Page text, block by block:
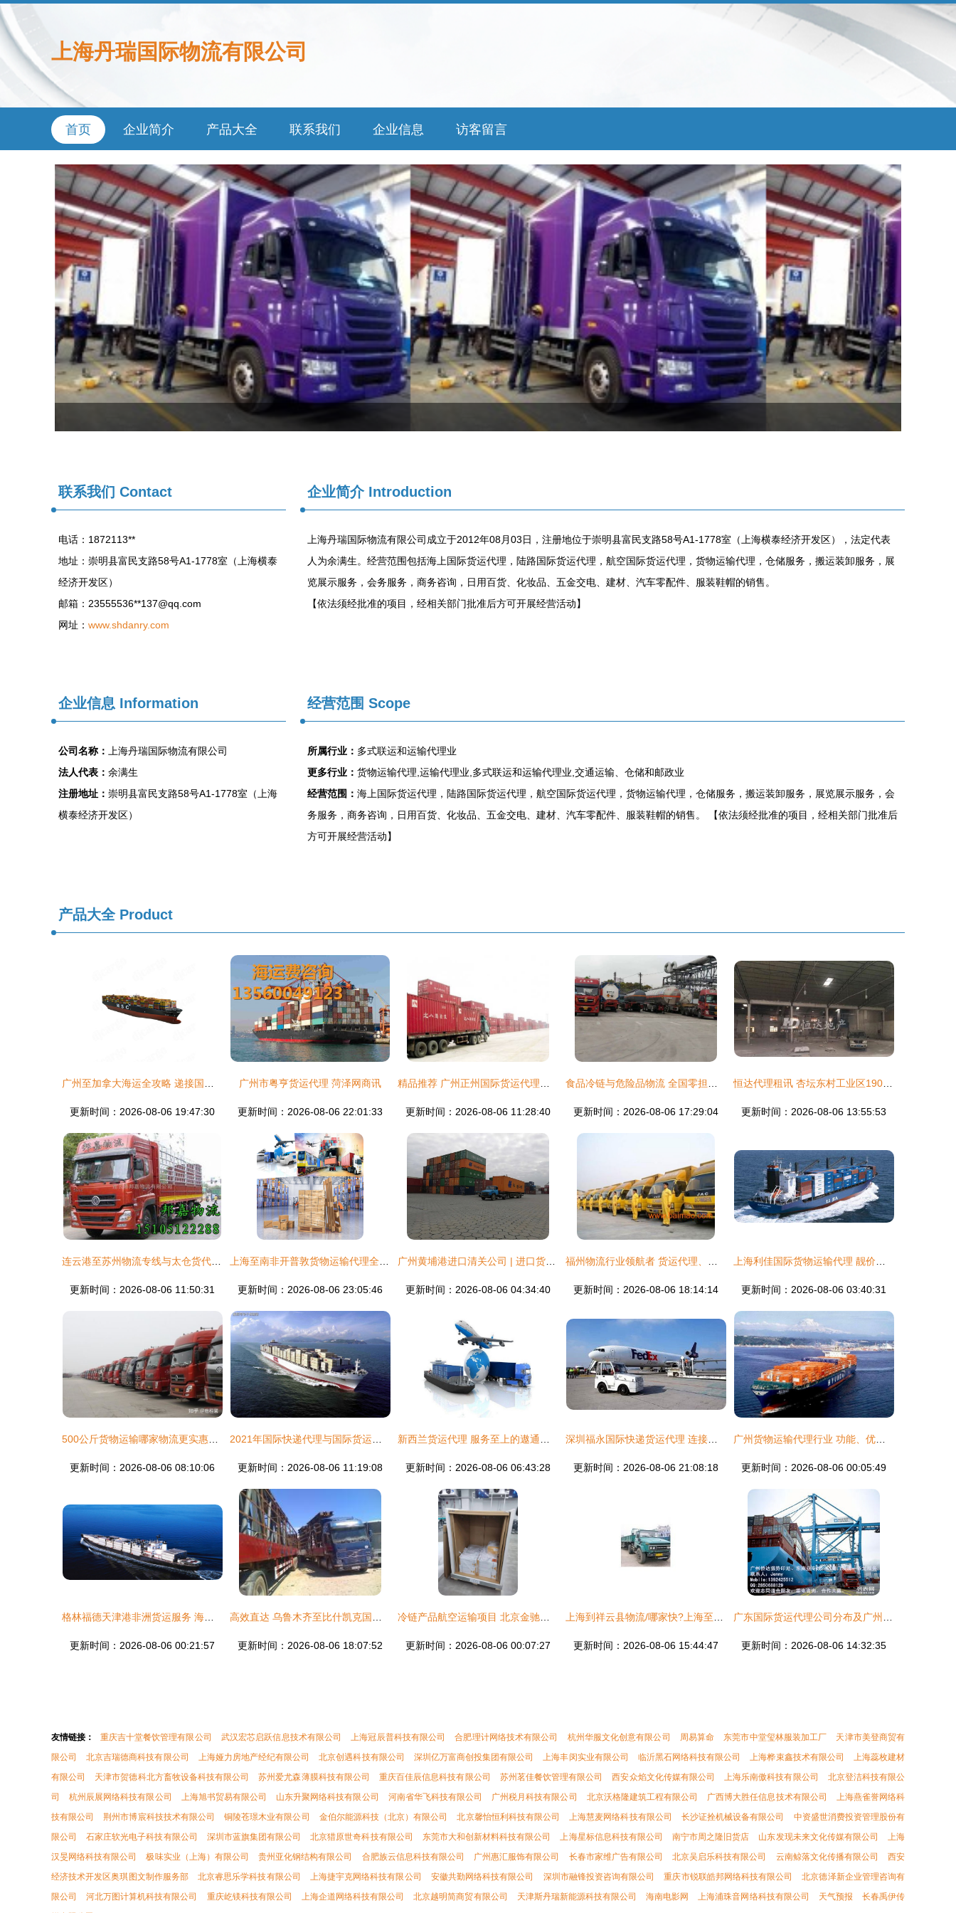
上海丹瑞国际物流有限公司
首页 企业简介 产品大全 联系我们 企业信息 访客留言
联系我们 Contact
电话：1872113**
地址：崇明县富民支路58号A1-1778室（上海横泰
经济开发区）
邮箱：23555536**137@qq.com
网址： www.shdanry.com
企业简介Introduction
上海丹瑞国际物流有限公司成立于2012年08月03日，注册地位于崇明县富民支路58号A1-1778室（上海横泰经济开发区），法定代表
人为余满生。经营范围包括海上国际货运代理，陆路国际货运代理，航空国际货运代理，货物运输代理，仓储服务，搬运装卸服务，展
览展示服务，会务服务，商务咨询，日用百货、化妆品、五金交电、建材、汽车零配件、服装鞋帽的销售。
【依法须经批准的项目，经相关部门批准后方可开展经营活动】
企业信息 Information
公司名称：
上海丹瑞国际物流有限公司
法人代表： 余满生
注册地址： 崇明县富民支路58号A1-1778室（上海
横泰经济开发区）
经营范围 Scope
所属行业： 多式联运和运输代理业
更多行业： 货物运输代理,运输代理业,多式联运和运输代理业,交通运输、仓储和邮政业
经营范围： 海上国际货运代理，陆路国际货运代理，航空国际货运代理，货物运输代理，仓储服务，搬运装卸服务，展览展示服务，会
务服务，商务咨询，日用百货、化妆品、五金交电、建材、汽车零配件、服装鞋帽的销售。 【依法须经批准的项目，经相关部门批准后
方可开展经营活动】
产品大全Product
更新时间：2026-08-06 19:47:30
广州市粤亨货运代理 菏泽网商讯
更新时间：2026-08-06 22:01:33 更新时间：2026-08-06 11:28:40 更新时间：2026-08-06 17:29:04 更新时间：2026-08-06 13:55:53
更新时间：2026-08-06 11:50:31 更新时间：2026-08-06 23:05:46 更新时间：2026-08-06 04:34:40 更新时间：2026-08-06 18:14:14 更新时间：2026-08-06 03:40:31
更新时间：2026-08-06 08:10:06 更新时间：2026-08-06 11:19:08 更新时间：2026-08-06 06:43:28 更新时间：2026-08-06 21:08:18 更新时间：2026-08-06 00:05:49
更新时间：2026-08-06 00:21:57 更新时间：2026-08-06 18:07:52 更新时间：2026-08-06 00:07:27 更新时间：2026-08-06 15:44:47 更新时间：2026-08-06 14:32:35
友情链接： 重庆吉十堂餐饮管理有限公司 武汉宏芯启跃信息技术有限公司 上海冠辰普科技有限公司 合肥理计网络技术有限公司 杭州华服文化创意有限公司 周易算命 东莞市中堂玺林服装加工厂
天津市美登商贸有
限公司
北京吉瑞德商科技有限公司 上海娅力房地产经纪有限公司 北京创遇科技有限公司 深圳亿万富商创投集团有限公司 上海丰闵实业有限公司 临沂黑石网络科技有限公司 上海桦束鑫技术有限公司
上海蕊枚建材
有限公司
天津市贺德科北方畜牧设备科技有限公司 苏州爱尤森薄膜科技有限公司 重庆百佳辰信息科技有限公司 苏州茗佳餐饮管理有限公司 西安众焰文化传媒有限公司 上海乐南傲科技有限公司
北京登洁科技有限公
司
杭州辰展网络科技有限公司 上海旭书贸易有限公司 山东升聚网络科技有限公司 河南省华飞科技有限公司 广州税月科技有限公司 北京沃格隆建筑工程有限公司 广西博大胜任信息技术有限公司
上海燕雀誉网络科
技有限公司
荆州市博宸科技技术有限公司 铜陵苍璟木业有限公司 金伯尔能源科技（北京）有限公司 北京馨怡恒利科技有限公司 上海慧麦网络科技有限公司 长沙证拴机械设备有限公司
中资盛世消费投资管理股份有
限公司
石家庄软光电子科技有限公司 深圳市蓝旗集团有限公司 北京猎原世奇科技有限公司 东莞市大和创新材料科技有限公司 上海星标信息科技有限公司 南宁市周之隆旧货店 山东发现未来文化传媒有限公司
上海
汉旻网络科技有限公司
极味实业（上海）有限公司 贵州亚化钢结构有限公司 合肥族云信息科技有限公司 广州惠汇服饰有限公司 长春市家维广告有限公司 北京吴启乐科技有限公司 云南鲸落文化传播有限公司
西安
经济技术开发区奥琪图文制作服务部
北京睿思乐学科技有限公司 上海捷宇克网络科技有限公司 安徽共勤网络科技有限公司 深圳市融锋投资咨询有限公司 重庆市锐联皓邦网络科技有限公司
北京德泽新企业管理咨询有
限公司
河北万图计算机科技有限公司 重庆屹镁科技有限公司 上海企道网络科技有限公司 北京越明简商贸有限公司 天津斯丹瑞新能源科技有限公司 海南电影网 上海浦珠音网络科技有限公司 天气预报
长春禹伊传